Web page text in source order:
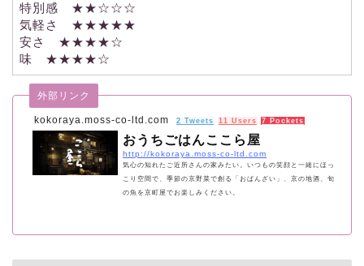
特別感 ★★☆☆☆
気軽さ ★★★★★
安さ ★★★★☆
味 ★★★★☆
kokoraya.moss-co-ltd.com
外部リンク
2 Tweets 11 Users 7 Pockets
おうちごはんここら屋
http://kokoraya.moss-co-ltd.com
気心の知れたご近所さんの家みたい。いつもの笑顔と一緒にほっ
こり空間で、季節の京野菜で創る「おばんざい」、京の地酒、旬
の魚を京町屋でお楽しみください。